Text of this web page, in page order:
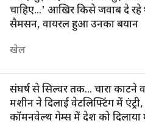
चाहिए...' आखिर किसे जवाब दे
सैमसन, वायरल हुआ उनका बयान
खेल
संघर्ष से सिल्वर तक... चारा काटने
मशीन ने दिलाई वेटलिफ्टिंग में
कॉमनवेल्थ गेम्स में देश को